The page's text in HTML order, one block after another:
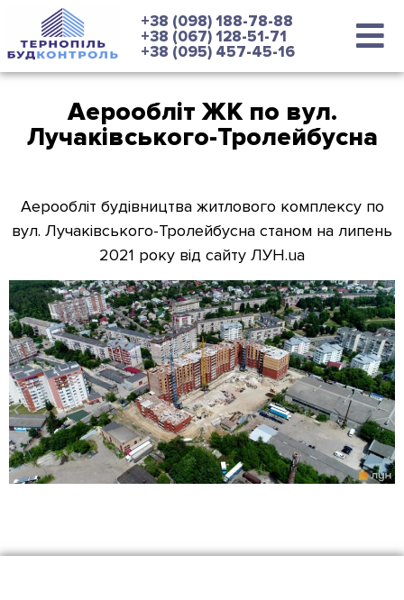
+38 (098) 188-78-88
+38 (067) 128-51-71
+38 (095) 457-45-16
Аерообліт ЖК по вул.
Лучаківського-Тролейбусна
Аерообліт будівництва житлового комплексу по
вул. Лучаківського-Тролейбусна станом на липень
2021 року від сайту ЛУН.ua